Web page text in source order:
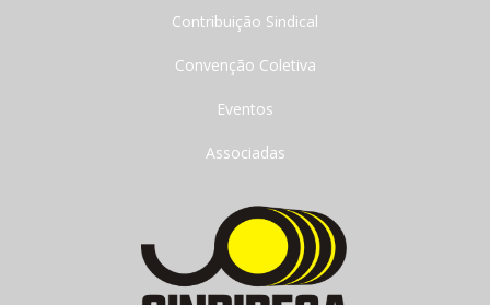
Contribuição Sindical
Convenção Coletiva
Eventos
Associadas